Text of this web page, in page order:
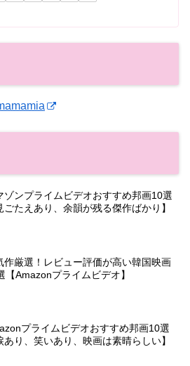
ゾンプライムビデオおすすめ邦画10選
ごたえあり、余韻が残る傑作ばかり】
作厳選！レビュー評価が高い韓国映画
【Amazonプライムビデオ】
プライムビデオおすすめ邦画10選
あり、笑いあり、映画は素晴らしい】